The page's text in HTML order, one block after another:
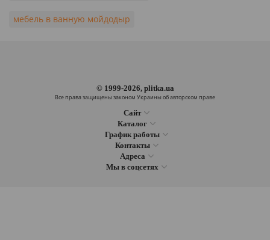
мебель в ванную мойдодыр
© 1999-2026, plitka.ua
Все права защищены законом Украины об авторском праве
Сайт
Каталог
График работы
Контакты
Адреса
Мы в соцсетях